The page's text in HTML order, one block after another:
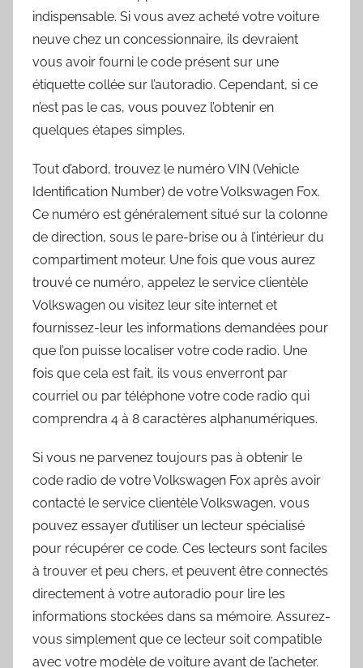
indispensable. Si vous avez acheté votre voiture
neuve chez un concessionnaire, ils devraient
vous avoir fourni le code présent sur une
étiquette collée sur l’autoradio. Cependant, si ce
n’est pas le cas, vous pouvez l’obtenir en
quelques étapes simples.
Tout d’abord, trouvez le numéro VIN (Vehicle
Identification Number) de votre Volkswagen Fox.
Ce numéro est généralement situé sur la colonne
de direction, sous le pare-brise ou à l’intérieur du
compartiment moteur. Une fois que vous aurez
trouvé ce numéro, appelez le service clientèle
Volkswagen ou visitez leur site internet et
fournissez-leur les informations demandées pour
que l’on puisse localiser votre code radio. Une
fois que cela est fait, ils vous enverront par
courriel ou par téléphone votre code radio qui
comprendra 4 à 8 caractères alphanumériques.
Si vous ne parvenez toujours pas à obtenir le
code radio de votre Volkswagen Fox après avoir
contacté le service clientèle Volkswagen, vous
pouvez essayer d’utiliser un lecteur spécialisé
pour récupérer ce code. Ces lecteurs sont faciles
à trouver et peu chers, et peuvent être connectés
directement à votre autoradio pour lire les
informations stockées dans sa mémoire. Assurez-
vous simplement que ce lecteur soit compatible
avec votre modèle de voiture avant de l’acheter.